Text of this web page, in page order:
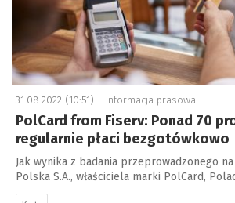
31.08.2022 (10:51) – informacja prasowa
PolCard from Fiserv: Ponad 70
regularnie płaci bezgotówkowo
Jak wynika z badania przeprowadzonego
Polska S.A., właściciela marki PolCard,